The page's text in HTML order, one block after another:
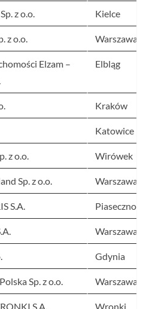
z o.o. Kielce
z o.o. Warszawa
Elzam –
Elbląg
Kraków
Katowice
z o.o. Wirówek
Sp. z o.o. Warszawa
S.A. Piaseczno
Warszawa
Gdynia
Sp. z o.o. Warszawa
S.A. Wronki